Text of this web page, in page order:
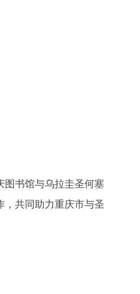
图书馆与乌拉圭圣何塞
，共同助力重庆市与圣